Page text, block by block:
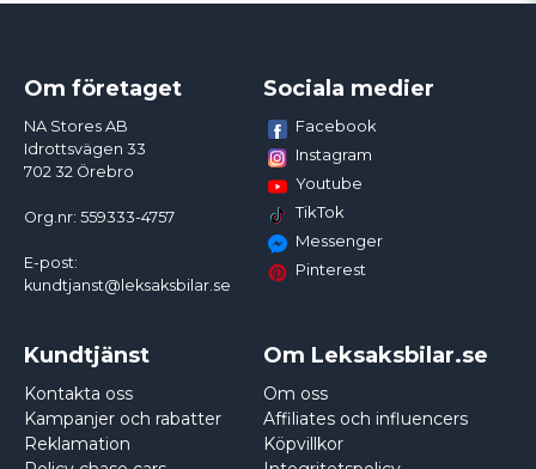
Om företaget
NA Stores AB
Idrottsvägen 33
702 32 Örebro
Org.nr: 559333-4757
E-post:
kundtjanst@leksaksbilar.se
Sociala medier
Facebook
Instagram
Youtube
TikTok
Messenger
Pinterest
Kundtjänst
Kontakta oss
Kampanjer och rabatter
Reklamation
Om Leksaksbilar.se
Om oss
Affiliates och influencers
Köpvillkor